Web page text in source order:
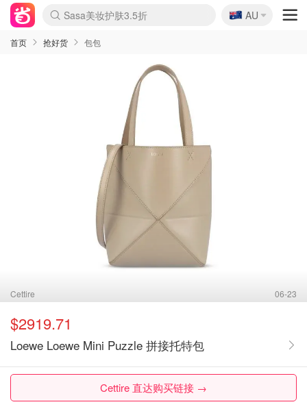
lululemon折扣上新
Sasa美妆护肤3.5折
SSENSE年中3折
FreshBeauty好价汇总
Cettire降价+叠9折
WWS Coles超市实拍
viagogo二手票捡漏
Myer超级周末1折
The Outnet奢牌1折起
David Jones 3折起
Flannels大牌1折
Perfumes Club护肤1折
AMIRO返校季6.2折
Amazon折扣汇总
eToro入金$200送$50
Amazon数码好物
ICONIC本周7.5折
ThedoubleF高奢地板价
Moose Knuckles 6折
丝芙兰5折起
EUFY官网3.7折起
Selenichast首饰2折
Trip机票酒店促销
YSL送5件彩妆礼
Amazon家居好物
Amazon美妆护肤
雅漾大喷$8
过敏原检测盒$33
伊索独家赠50ml沐浴露
科颜氏清仓3折
SEALIFE海洋馆门票6折
丝塔芙大白罐$16
订阅Newsletter送香薰
Cult Beauty 6.8折
Harrods圣诞日历2.3折
LN-CC奢牌私促3折
d'Alba空姐喷雾$16
EVE LOM套装逆天2折
Bernardelli独家4折
Adore Beauty 6折起
CT圣诞日历
Mytheresa奢品2.7折
Luxury Escapes 9折
Currentbody美容仪9折
MOON Garden Live
Roborock扫地机3.7折
Tingo Life水杯$24
Valentino官网5折
CR洗发护发6.3折
修丽可套装7.4折
Myer彩妆2件7折
GANNI官网4.5折
Stylevana韩妆4折
Tessabit高奢8.5折
OGX洗护4折
Amazon阿德莱德次日达
卡诗8.5折+赠礼
Philips Hue灯具8折
🇦🇺
AU
首页 抢好货 包包
Cettire 06-23
$2919.71
Loewe Loewe Mini Puzzle 拼接托特包
Cettire 直达购买链接 →